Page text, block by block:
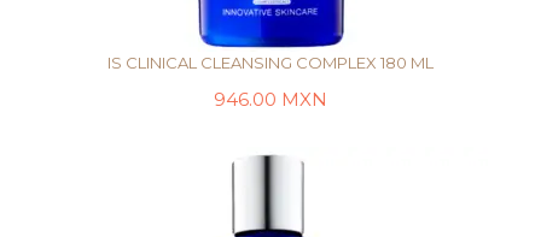
IS CLINICAL CLEANSING COMPLEX 180 ML
946.00 MXN